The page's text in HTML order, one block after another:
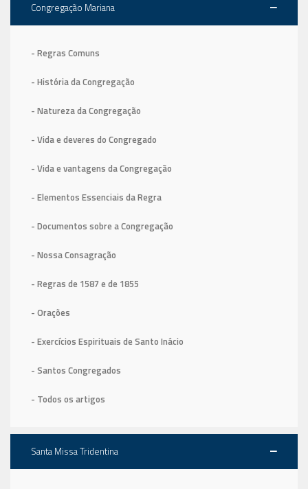
Congregação Mariana
- Regras Comuns
- História da Congregação
- Natureza da Congregação
- Vida e deveres do Congregado
- Vida e vantagens da Congregação
- Elementos Essenciais da Regra
- Documentos sobre a Congregação
- Nossa Consagração
- Regras de 1587 e de 1855
- Orações
- Exercícios Espirituais de Santo Inácio
- Santos Congregados
- Todos os artigos
Santa Missa Tridentina